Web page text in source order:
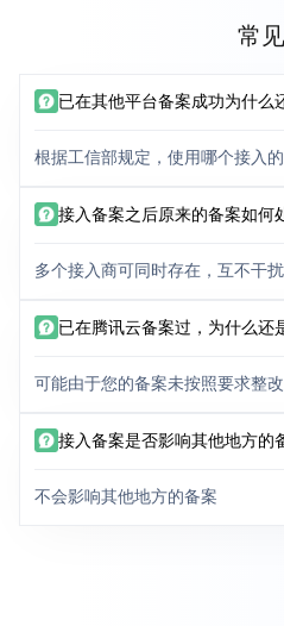
常
已在其他平台备案成功为什么
根据工信部规定，使用哪个接入
接入备案之后原来的备案如何
多个接入商可同时存在，互不干扰
已在腾讯云备案过，为什么还
可能由于您的备案未按照要求整
接入备案是否影响其他地方的
不会影响其他地方的备案